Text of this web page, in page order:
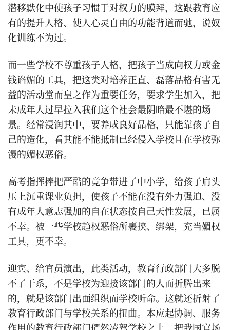
潜移默化中使孩子习惯于对权力的膜拜，这跟教育应
有的提升人格、使人心灵自由的功能背道而驰，说奴
化训练不为过。
而一些学校不尊重孩子人格，把孩子当成向权力或金
钱谄媚的工具，把这类对培养正直、磊落品格有害无
益的活动堂而皇之作为重要任务，要求学生加入，把
未成年人过早拉入我们这个社会最阴暗最不堪的场
景。经常浸润其中，要养成良好品格，只能靠孩子自
己的造化，看其能不能抵制已经侵入学校且在学校弥
漫的媚权恶俗。
高考指挥捧把严酷的竞争带进了中小学，给孩子肩头
压上沉重课业负担，使孩子不能在没有外力强迫、没
有成年人意志强加的自在状态按自己天性发展，已属
不幸。被一些学校趋权恶俗所裹挟、绑架，充当媚权
工具，更不幸。
迎宾、给官员演出，此类活动，教育行政部门大多脱
不了干系，不是学校为迎接该部门的人而折腾出来
的，就是该部门出面组织而学校听命。这就还折射了
教育行政部门与学校关系的扭曲。本应起协调、服务